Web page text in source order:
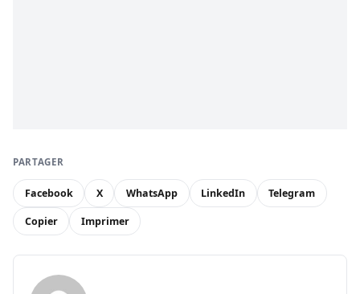
PARTAGER
Facebook X WhatsApp LinkedIn Telegram
Copier Imprimer